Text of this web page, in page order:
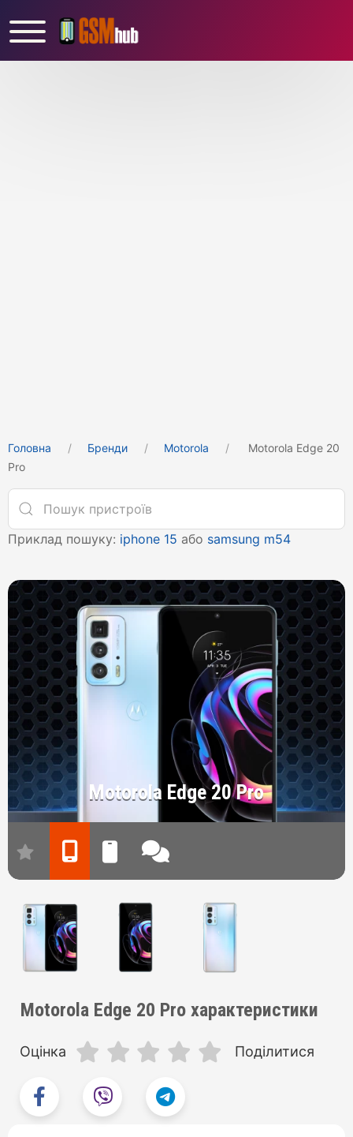
Головна Бренди Motorola
Motorola Edge 20
Pro
Приклад пошуку: iphone 15 або samsung m54
Motorola Edge 20 Pro
Motorola Edge 20 Pro характеристики
Оцінка Поділитися